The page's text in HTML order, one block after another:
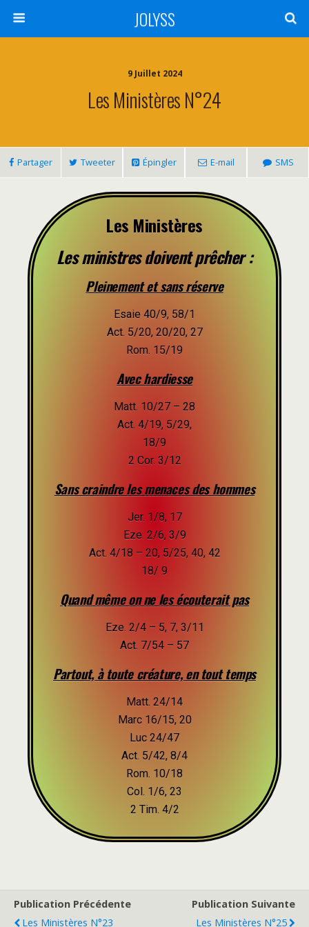
JOLYSS
9 Juillet 2024
Les Ministères N°24
Partager Tweeter Épingler E-mail SMS
Les Ministères
Les ministres doivent prêcher :
Pleinement et sans réserve
Esaie 40/9, 58/1
Act. 5/20, 20/20, 27
Rom. 15/19
Avec hardiesse
Matt. 10/27 – 28
Act. 4/19, 5/29,
18/9
2 Cor. 3/12
Sans craindre les menaces des hommes
Jer. 1/8, 17
Eze. 2/6, 3/9
Act. 4/18 – 20, 5/25, 40, 42
18/ 9
Quand même on ne les écouterait pas
Eze. 2/4 – 5, 7, 3/11
Act. 7/54 – 57
Partout, à toute créature, en tout temps
Matt. 24/14
Marc 16/15, 20
Luc 24/47
Act. 5/42, 8/4
Rom. 10/18
Col. 1/6, 23
2 Tim. 4/2
Publication Précédente
Les Ministères N°23
Publication Suivante
Les Ministères N°25